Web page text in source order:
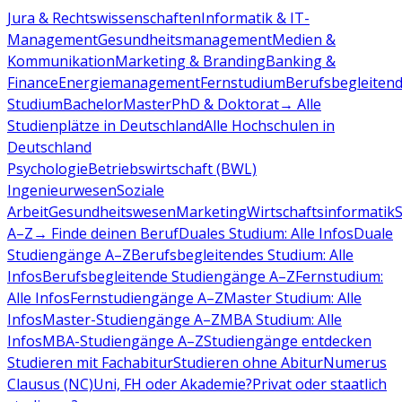
Jura & RechtswissenschaftenInformatik & IT-
ManagementGesundheitsmanagementMedien &
KommunikationMarketing & BrandingBanking &
FinanceEnergiemanagementFernstudiumBerufsbegleitend
StudiumBachelorMasterPhD & Doktorat→ Alle
Studienplätze in DeutschlandAlle Hochschulen in
Deutschland
PsychologieBetriebswirtschaft (BWL)
IngenieurwesenSoziale
ArbeitGesundheitswesenMarketingWirtschaftsinformatik
A–Z→ Finde deinen BerufDuales Studium: Alle InfosDuale
Studiengänge A–ZBerufsbegleitendes Studium: Alle
InfosBerufsbegleitende Studiengänge A–ZFernstudium:
Alle InfosFernstudiengänge A–ZMaster Studium: Alle
InfosMaster-Studiengänge A–ZMBA Studium: Alle
InfosMBA-Studiengänge A–ZStudiengänge entdecken
Studieren mit FachabiturStudieren ohne AbiturNumerus
Clausus (NC)Uni, FH oder Akademie?Privat oder staatlich